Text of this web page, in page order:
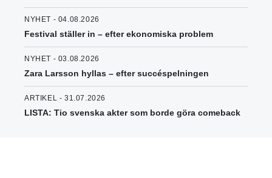
NYHET - 04.08.2026
Festival ställer in – efter ekonomiska problem
NYHET - 03.08.2026
Zara Larsson hyllas – efter succéspelningen
ARTIKEL - 31.07.2026
LISTA: Tio svenska akter som borde göra comeback